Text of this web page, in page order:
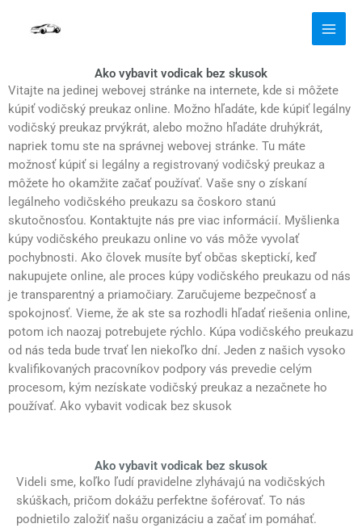
Ako vybavit vodicak bez skusok
Vitajte na jedinej webovej stránke na internete, kde si môžete
kúpiť vodičský preukaz online. Možno hľadáte, kde kúpiť legálny
vodičský preukaz prvýkrát, alebo možno hľadáte druhýkrát,
napriek tomu ste na správnej webovej stránke. Tu máte
možnosť kúpiť si legálny a registrovaný vodičský preukaz a
môžete ho okamžite začať používať. Vaše sny o získaní
legálneho vodičského preukazu sa čoskoro stanú
skutočnosťou. Kontaktujte nás pre viac informácií. Myšlienka
kúpy vodičského preukazu online vo vás môže vyvolať
pochybnosti. Ako človek musíte byť občas skeptickí, keď
nakupujete online, ale proces kúpy vodičského preukazu od nás
je transparentný a priamočiary. Zaručujeme bezpečnosť a
spokojnosť. Vieme, že ak ste sa rozhodli hľadať riešenia online,
potom ich naozaj potrebujete rýchlo. Kúpa vodičského preukazu
od nás teda bude trvať len niekoľko dní. Jeden z našich vysoko
kvalifikovaných pracovníkov podpory vás prevedie celým
procesom, kým nezískate vodičský preukaz a nezačnete ho
používať. Ako vybavit vodicak bez skusok
Ako vybavit vodicak bez skusok
Videli sme, koľko ľudí pravidelne zlyhávajú na vodičských
skúškach, pričom dokážu perfektne šoférovať. To nás
podnietilo založiť našu organizáciu a začať im pomáhať.